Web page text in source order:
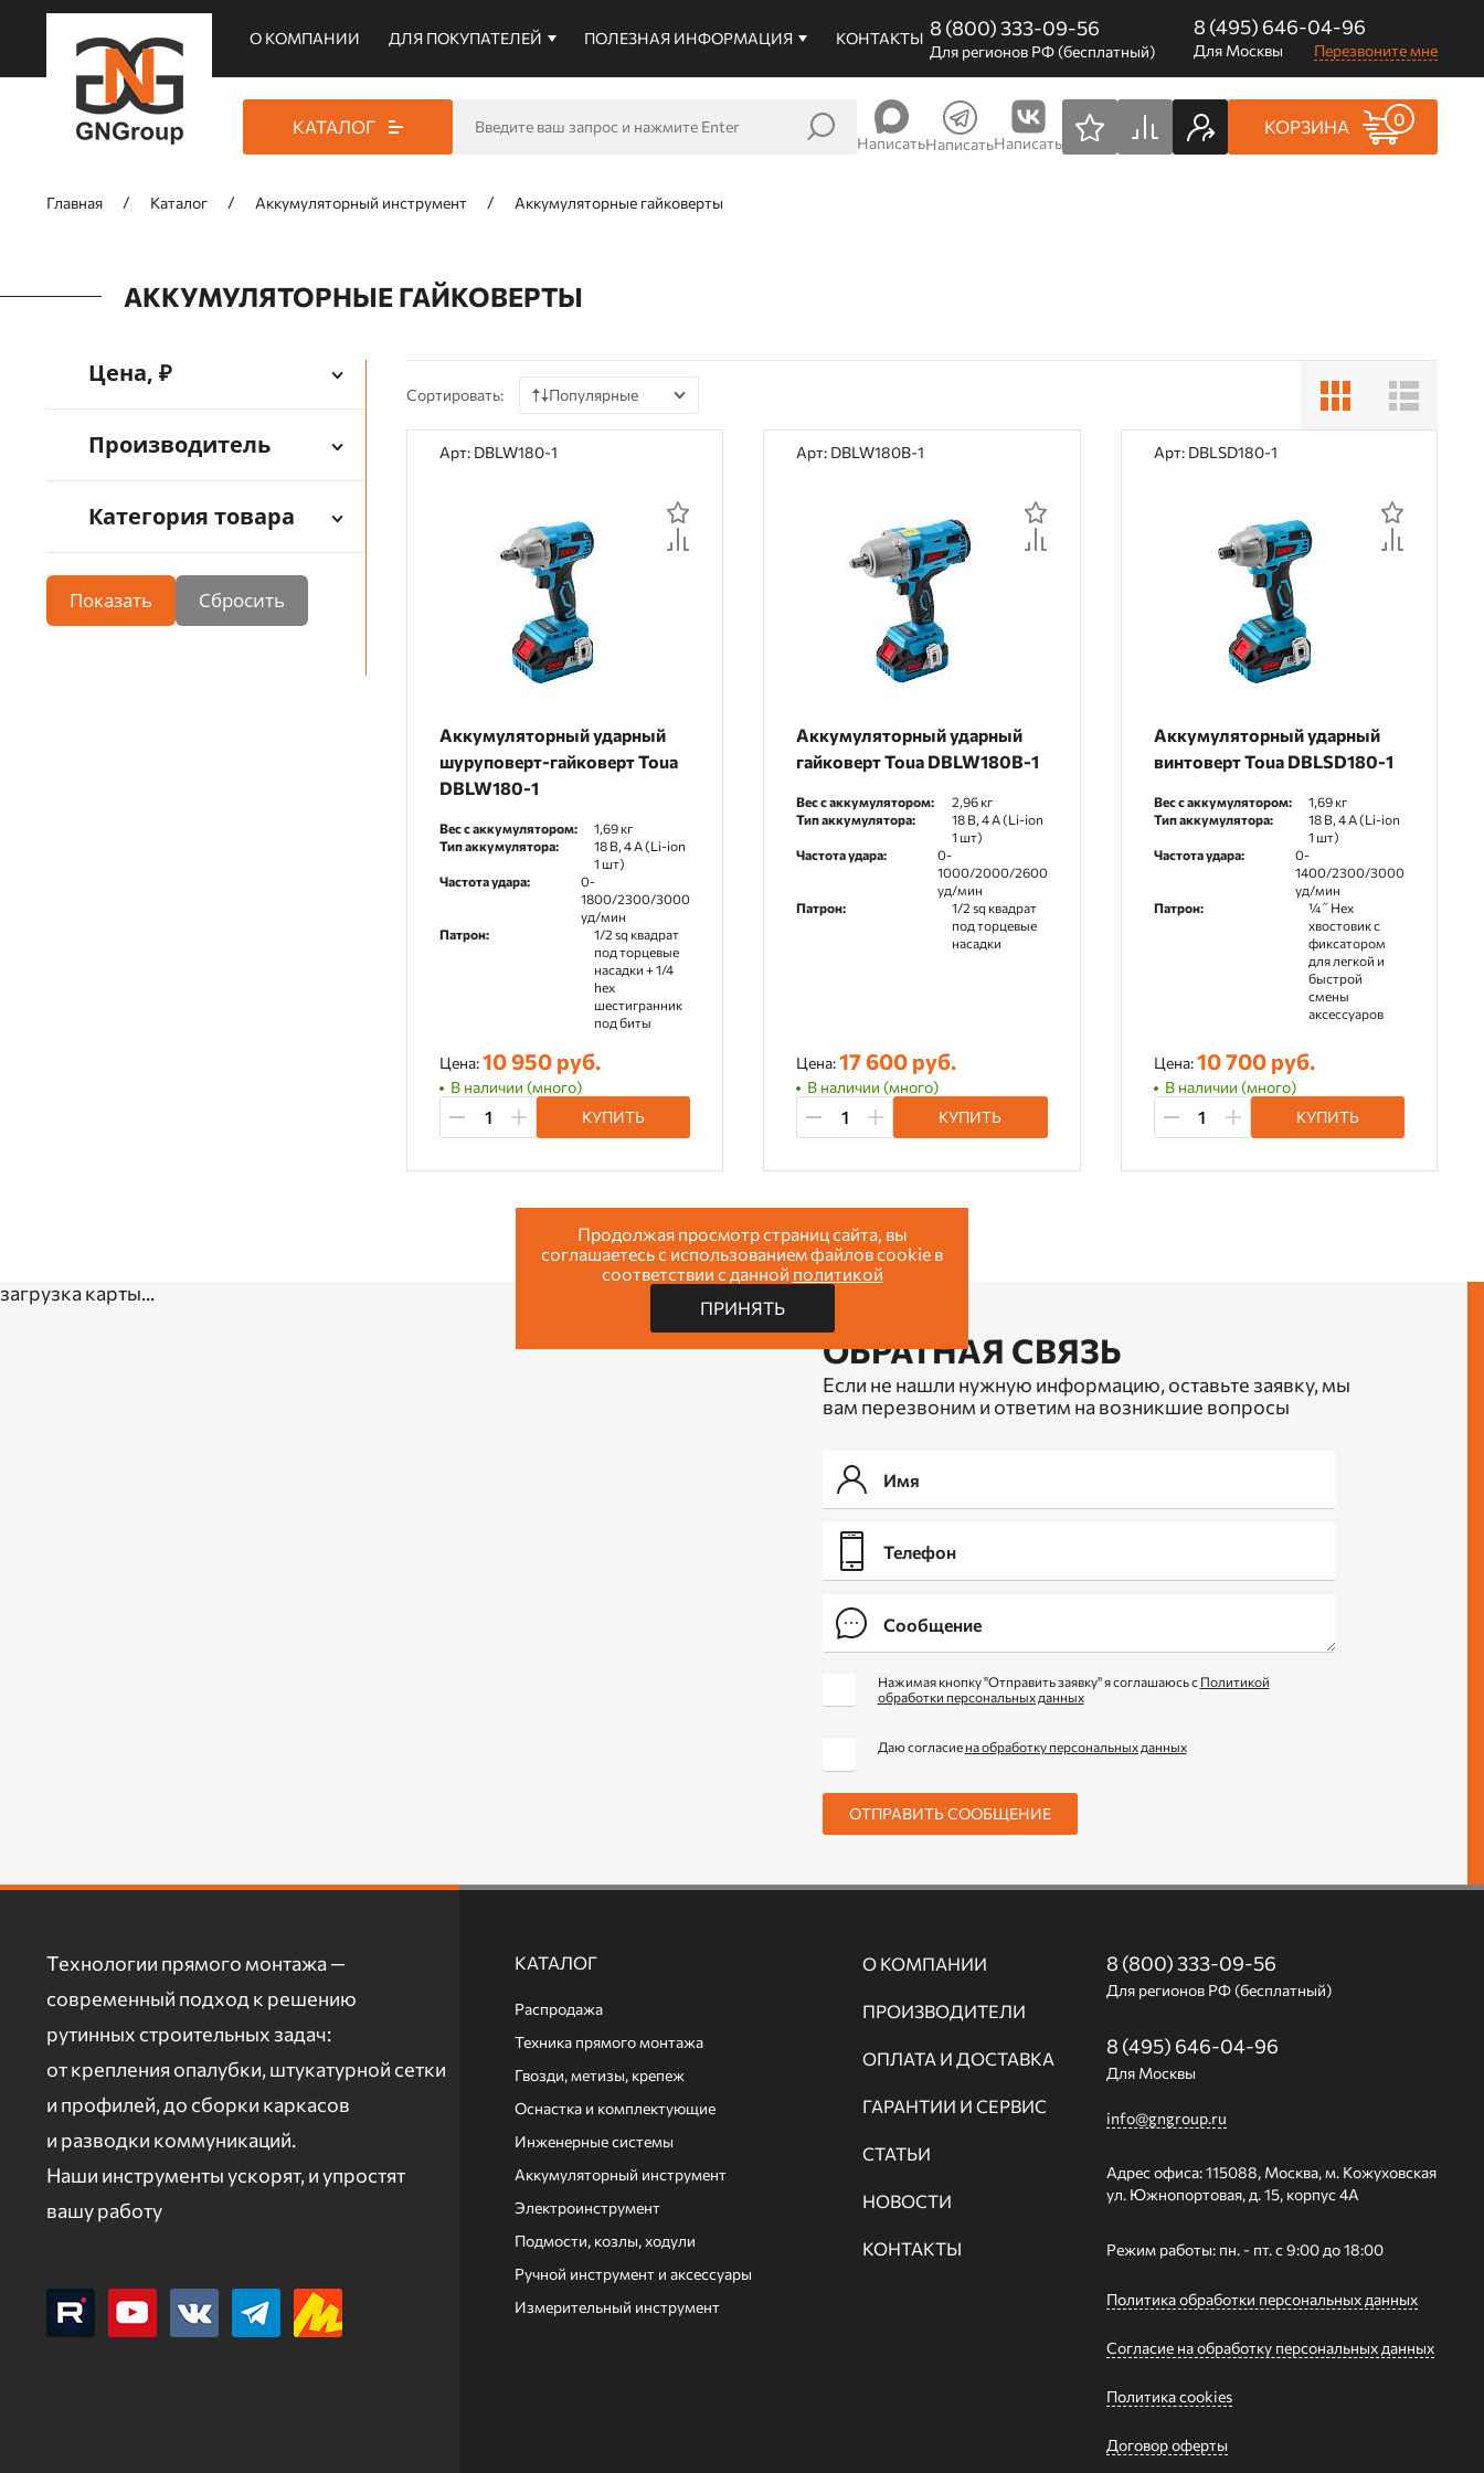
О КОМПАНИИ ДЛЯ ПОКУПАТЕЛЕЙ ПОЛЕЗНАЯ ИНФОРМАЦИЯ КОНТАКТЫ 8 (800) 333-09-56
Для регионов РФ (бесплатный)
8 (495) 646-04-96
Для Москвы Перезвоните мне
КАТАЛОГ
НаписатьНаписатьНаписать
КОРЗИНА 0
Главная Каталог Аккумуляторный инструмент Аккумуляторные гайковерты
АККУМУЛЯТОРНЫЕ ГАЙКОВЕРТЫ
Цена, ₽
Производитель
Категория товара
Показать
Сортировать: Популярные
По цене
По отзывам
Арт: DBLW180-1
Аккумуляторный ударный
шуруповерт-гайковерт Toua
DBLW180-1
Вес с аккумулятором:
1,69 кг
Тип аккумулятора:
18 В, 4 А (Li-ion
1 шт)
Частота удара:
0-
1800/2300/3000
уд/мин
Патрон:
1/2 sq квадрат
под торцевые
насадки + 1/4
hex
шестигранник
под биты
Цена:10 950 руб.
В наличии (много)
КУПИТЬ
Арт: DBLW180B-1
Аккумуляторный ударный
гайковерт Toua DBLW180B-1
Вес с аккумулятором:
2,96 кг
Тип аккумулятора:
18 В, 4 А (Li-ion
1 шт)
Частота удара:
0-
1000/2000/2600
уд/мин
Патрон:
1/2 sq квадрат
под торцевые
насадки
Цена:17 600 руб.
В наличии (много)
КУПИТЬ
Арт: DBLSD180-1
Аккумуляторный ударный
винтоверт Toua DBLSD180-1
Вес с аккумулятором:
1,69 кг
Тип аккумулятора:
18 В, 4 А (Li-ion
1 шт)
Частота удара:
0-
1400/2300/3000
уд/мин
Патрон:
¼˝ Hex
хвостовик с
фиксатором
для легкой и
быстрой
смены
аксессуаров
Цена:10 700 руб.
В наличии (много)
КУПИТЬ
загрузка карты...
ОБРАТНАЯ СВЯЗЬ
Если не нашли нужную информацию, оставьте заявку, мы
вам перезвоним и ответим на возникшие вопросы
Нажимая кнопку "Отправить заявку" я соглашаюсь с Политикой
обработки персональных данных
Даю согласие на обработку персональных данных
ОТПРАВИТЬ СООБЩЕНИЕ
Технологии прямого монтажа —
современный подход к решению
рутинных строительных задач:
от крепления опалубки, штукатурной сетки
и профилей, до сборки каркасов
и разводки коммуникаций.
Наши инструменты ускорят, и упростят
вашу работу
КАТАЛОГ
Распродажа
Техника прямого монтажа
Гвозди, метизы, крепеж
Оснастка и комплектующие
Инженерные системы
Аккумуляторный инструмент
Электроинструмент
Подмости, козлы, ходули
Ручной инcтрумент и аксессуары
Измерительный инструмент
О КОМПАНИИ
ПРОИЗВОДИТЕЛИ
ОПЛАТА И ДОСТАВКА
ГАРАНТИИ И СЕРВИС
СТАТЬИ
НОВОСТИ
КОНТАКТЫ
8 (800) 333-09-56
Для регионов РФ (бесплатный)
8 (495) 646-04-96
Для Москвы
info@gngroup.ru
Адрес офиса: 115088, Москва, м. Кожуховская
ул. Южнопортовая, д. 15, корпус 4А
Режим работы: пн. - пт. с 9:00 до 18:00
Политика обработки персональных данных
Согласие на обработку персональных данных
Политика cookies
Договор оферты
Продолжая просмотр страниц сайта, вы
соглашаетесь с использованием файлов cookie в
соответствии с данной политикой
ПРИНЯТЬ